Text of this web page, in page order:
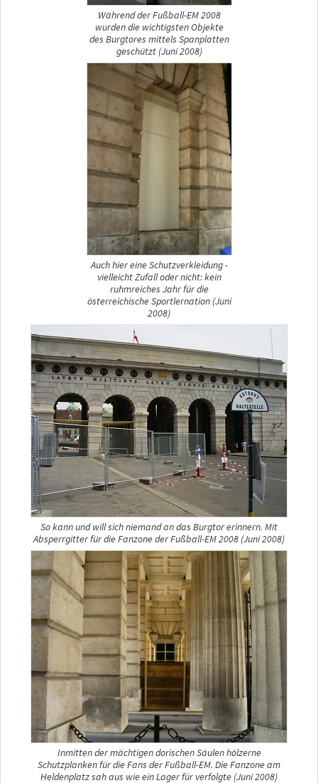
Während der Fußball-EM 2008
wurden die wichtigsten Objekte
des Burgtores mittels Spanplatten
geschützt (Juni 2008)
Auch hier eine Schutzverkleidung -
vielleicht Zufall oder nicht: kein
ruhmreiches Jahr für die
österreichische Sportlernation (Juni
2008)
So kann und will sich niemand an das Burgtor erinnern. Mit
Absperrgitter für die Fanzone der Fußball-EM 2008 (Juni 2008)
Inmitten der mächtigen dorischen Säulen hölzerne
Schutzplanken für die Fans der Fußball-EM. Die Fanzone am
Heldenplatz sah aus wie ein Lager für verfolgte (Juni 2008)